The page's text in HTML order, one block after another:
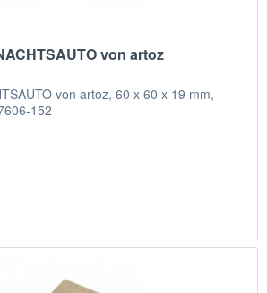
von artoz
von artoz, 60 x 60 x 19 mm,
152